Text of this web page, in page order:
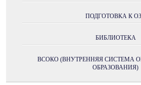
ПОДГОТОВКА К
БИБЛИОТЕКА
ВСОКО (ВНУТРЕННЯЯ СИСТЕМА
ОБРАЗОВАНИЯ)